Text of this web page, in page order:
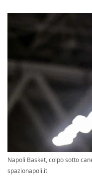
Napoli Basket, colpo sotto
spazionapoli.it